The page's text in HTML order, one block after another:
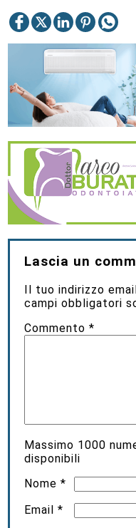
Lascia un
Il tuo indirizzo
campi obbligatori
Commento*
Massimo 1000
disponibili
Nome*
Email*